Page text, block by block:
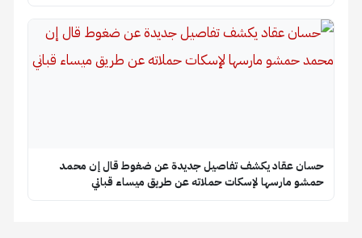
حسان عقاد يكشف تفاصيل جديدة عن ضغوط قال إن محمد
حمشو مارسها لإسكات حملاته عن طريق ميساء قباني